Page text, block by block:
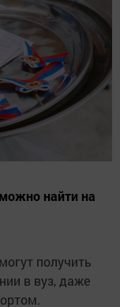
найти на
получить
в вуз, даже